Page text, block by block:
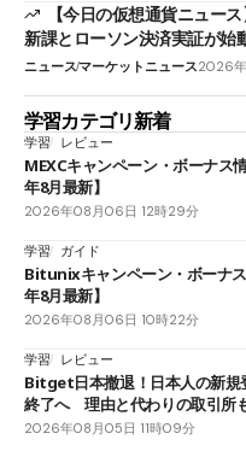
【今日の仮想通貨ニュー
新課とローソン決済実証が始
ニュースマーケットニュース2026
学習カテゴリ新着
学習 レビュー
MEXCキャンペーン・ボーナス
年8月最新】
2026年08月06日 12時29分
学習 ガイド
Bitunixキャンペーン・ボーナ
年8月最新】
2026年08月06日 10時22分
学習 レビュー
Bitget日本撤退！日本人の新規
終了へ 理由と代わりの取引所
2026年08月05日 11時09分